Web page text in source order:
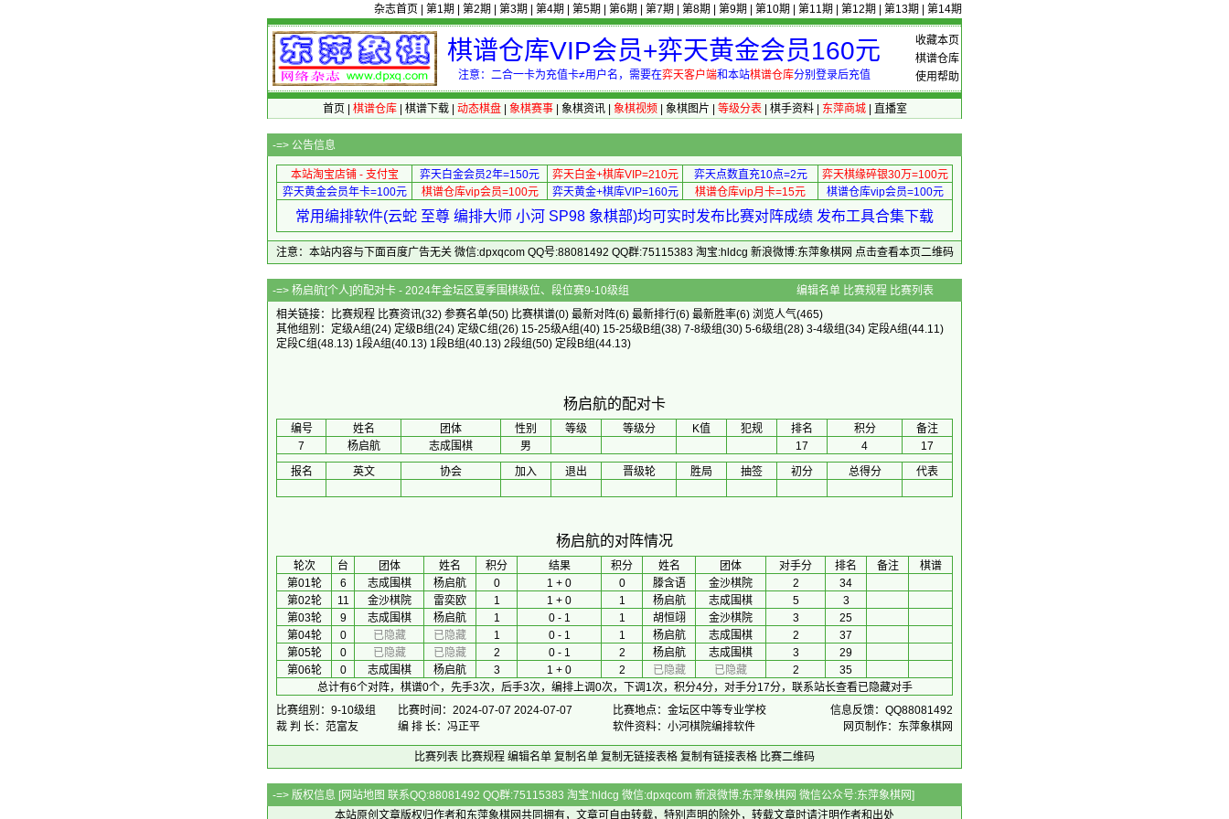
杂志首页 第1期 第2期 第3期 第4期 第5期 第6期 第7期 第8期 第9期 第10期 第11期 第12期 第13期 第14期
收藏本页
棋谱仓库
使用帮助
棋谱仓库VIP会员+弈天黄金会员160元
注意：二合一卡为充值卡≠用户名，需要在弈天客户端和本站棋谱仓库分别登录后充值
首页 棋谱仓库| 棋谱下载| 动态棋盘| 象棋赛事| 象棋资讯| 象棋视频 象棋图片 等级分表| 棋手资料| 东萍商城| 直播室
-=> 公告信息
本站淘宝店铺 - 支付宝 弈天白金会员2年=150元 弈天白金+棋库VIP=210元 弈天点数直充10点=2元
弈天棋缘碎银30万=100元
弈天黄金会员年卡=100元
棋谱仓库vip会员=100元 弈天黄金+棋库VIP=160元 棋谱仓库vip月卡=15元 棋谱仓库vip会员=100元
常用编排软件(云蛇 至尊 编排大师 小河 SP98 象棋部)均可实时发布比赛对阵成绩 发布工具合集下载
注意：本站内容与下面百度广告无关 微信:dpxqcom QQ号:88081492 QQ群:75115383 淘宝:hldcg 新浪微博:东萍象棋网 点击查看本页二维码
-=> 杨启航[个人]的配对卡 - 2024年金坛区夏季围棋级位、段位赛9-10级组 编辑名单 比赛规程 比赛列表
相关链接：
比赛规程 比赛资讯(32) 参赛名单(50) 比赛棋谱(0) 最新对阵(6) 最新排行(6) 最新胜率(6) 浏览人气(465)
其他组别： 定级A组(24) 定级B组(24) 定级C组(26) 15-25级A组(40) 15-25级B组(38) 7-8级组(30) 5-6级组(28) 3-4级组(34) 定段A组(44.11)
定段C组(48.13) 1段A组(40.13) 1段B组(40.13) 2段组(50) 定段B组(44.13)
杨启航的配对卡
编号 姓名 团体 性别 等级 等级分 K值 犯规 排名 积分
备注
7
杨启航 志成围棋 男 17 4
17
报名
英文 协会 加入 退出 晋级轮 胜局 抽签 初分 总得分 代表
杨启航的对阵情况
轮次 台 团体 姓名 积分 结果 积分 姓名 团体 对手分 排名 备注
棋谱
第01轮
6 志成围棋 杨启航 0 1 + 0 0 滕含语 金沙棋院 2
34
第02轮
11 金沙棋院 雷奕欧 1 1 + 0 1 杨启航 志成围棋 5
3
第03轮
9 志成围棋 杨启航 1 0 - 1 1 胡恒翊 金沙棋院 3
25
第04轮
0 已隐藏 已隐藏 1 0 - 1 1 杨启航 志成围棋 2
37
第05轮
0 已隐藏 已隐藏 2 0 - 1 2 杨启航 志成围棋 3
29
第06轮
0 志成围棋 杨启航 3 1 + 0 2 已隐藏 已隐藏 2
35
总计有6个对阵，棋谱0个，先手3次，后手3次，编排上调0次，下调1次，积分4分，对手分17分，联系站长查看已隐藏对手
比赛组别：9-10级组
比赛时间：2024-07-07 2024-07-07 比赛地点：金坛区中等专业学校
信息反馈：QQ88081492
裁 判 长：范富友
编 排 长：冯正平 软件资料：小河棋院编排软件 网页制作：东萍象棋网
比赛列表 比赛规程 编辑名单 复制名单 复制无链接表格 复制有链接表格 比赛二维码
-=> 版权信息 [网站地图 联系QQ:88081492 QQ群:75115383 淘宝:hldcg 微信:dpxqcom 新浪微博:东萍象棋网 微信公众号:东萍象棋网]
本站原创文章版权归作者和 东萍象棋网共同拥有，文章可自由转载，特别声明的除外，转载文章时请注明作者和出处